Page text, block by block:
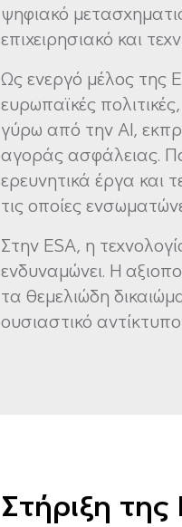
ψηφιακό
επιχειρησιακό και
Ως ενεργό μέλος της
ευρωπαϊκές
γύρω από την AI,
αγοράς ασφάλειας.
ερευνητικά έργα και
τις οποίες
Στην ESA, η
ενδυναμώνει. Η
τα θεμελιώδη
ουσιαστικό
Στήριξη